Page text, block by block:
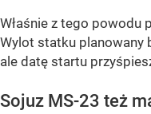
Właśnie z tego powodu
Wylot statku planowany
ale datę startu
Sojuz MS-23 też